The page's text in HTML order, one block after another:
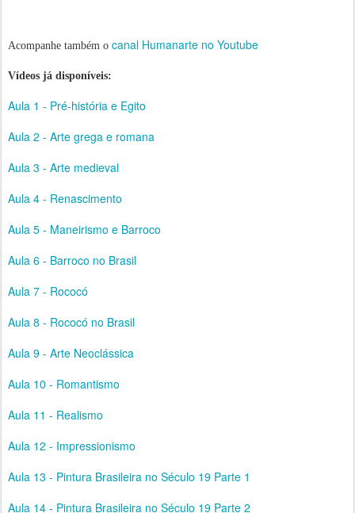
Acompanhe também o canal Humanarte no Youtube
Vídeos já disponíveis:
Aula 1 - Pré-história e Egito
Aula 2 - Arte grega e romana
Aula 3 - Arte medieval
Aula 4 - Renascimento
Aula 5 - Maneirismo e Barroco
Aula 6 - Barroco no Brasil
Aula 7 - Rococó
Aula 8 - Rococó no Brasil
Aula 9 - Arte Neoclássica
Aula 10 - Romantismo
Aula 11 - Realismo
Aula 12 - Impressionismo
Aula 13 - Pintura Brasileira no Século 19 Parte 1
Aula 14 - Pintura Brasileira no Século 19 Parte 2